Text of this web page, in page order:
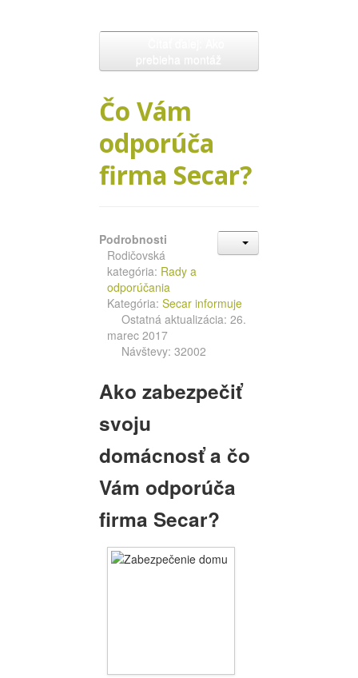
Čo Vám
odporúča
firma Secar?
Podrobnosti
Rodičovská
kategória: Rady a
odporúčania
Kategória:Secar informuje
Ostatná aktualizácia: 26.
marec 2017
Návštevy: 32002
Ako zabezpečiť
svoju
domácnosť a čo
Vám odporúča
firma Secar?